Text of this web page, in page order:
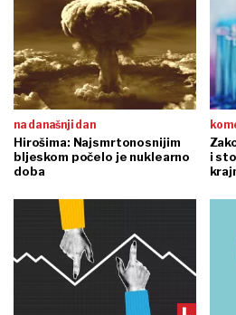
na današnji dan
Hirošima: Najsmrtonosnijim
bljeskom počelo je nuklearno
doba
i